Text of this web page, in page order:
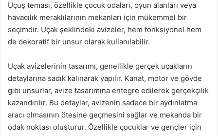
Uçuş teması, özellikle çocuk odaları, oyun alanları veya
havacılık meraklılarının mekanları için mükemmel bir
seçimdir. Uçak şeklindeki avizeler, hem fonksiyonel hem
de dekoratif bir unsur olarak kullanılabilir.
Uçak avizelerinin tasarımı, genellikle gerçek uçakların
detaylarına sadık kalınarak yapılır. Kanat, motor ve gövde
gibi unsurlar, avize tasarımına entegre edilerek gerçekçilik
kazandırılır. Bu detaylar, avizenin sadece bir aydınlatma
aracı olmasının ötesine geçmesini sağlar ve mekanda bir
odak noktası oluşturur. Özellikle çocuklar ve gençler için